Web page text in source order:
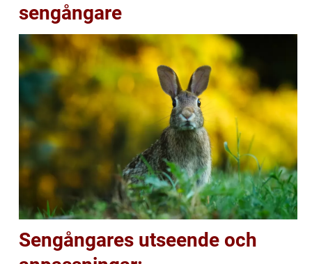
sengångare
Sengångares utseende och